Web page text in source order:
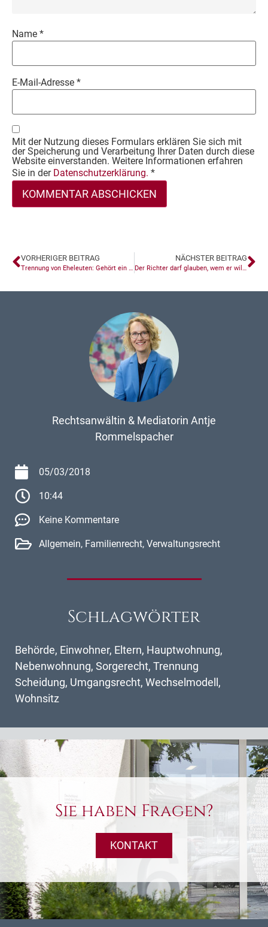
Name *
E-Mail-Adresse *
Mit der Nutzung dieses Formulars erklären Sie sich mit
der Speicherung und Verarbeitung Ihrer Daten durch diese
Website einverstanden. Weitere Informationen erfahren
Sie in der Datenschutzerklärung. *
VORHERIGER BEITRAG
Trennung von Eheleuten: Gehört ein Motorrad zum Hausrat?
NÄCHSTER BEITRAG
Der Richter darf glauben, wem er will…
Rechtsanwältin & Mediatorin Antje
Rommelspacher
05/03/2018
10:44
Keine Kommentare
Allgemein, Familienrecht, Verwaltungsrecht
Schlagwörter
Behörde, Einwohner, Eltern, Hauptwohnung,
Nebenwohnung, Sorgerecht, Trennung
Scheidung, Umgangsrecht, Wechselmodell ,
Wohnsitz
Sie haben Fragen?
KONTAKT